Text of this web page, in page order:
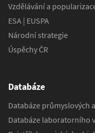
Vzdělávání a
ESA | EUSPA
Národní strategie
Úspěchy ČR
Databáze
Databáze průmyslových
Databáze laboratorního